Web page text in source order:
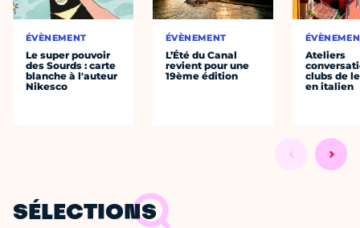
ÉVÈNEMENT
Le super pouvoir
des Sourds : carte
blanche à l'auteur
Nikesco
ÉVÈNEMENT
L’Été du Canal
revient pour une
19ème édition
Ateliers
clubs de
en italien
SÉLECTIONS